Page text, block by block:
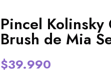
Pincel
Brush de Mia
$39.990